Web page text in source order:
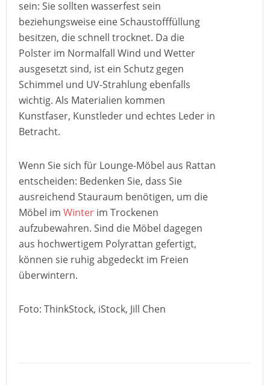
sein: Sie sollten wasserfest sein
beziehungsweise eine Schaustofffüllung
besitzen, die schnell trocknet. Da die
Polster im Normalfall Wind und Wetter
ausgesetzt sind, ist ein Schutz gegen
Schimmel und UV-Strahlung ebenfalls
wichtig. Als Materialien kommen
Kunstfaser, Kunstleder und echtes Leder in
Betracht.
Wenn Sie sich für Lounge-Möbel aus Rattan
entscheiden: Bedenken Sie, dass Sie
ausreichend Stauraum benötigen, um die
Möbel im Winter im Trockenen
aufzubewahren. Sind die Möbel dagegen
aus hochwertigem Polyrattan gefertigt,
können sie ruhig abgedeckt im Freien
überwintern.
Foto: ThinkStock, iStock, Jill Chen